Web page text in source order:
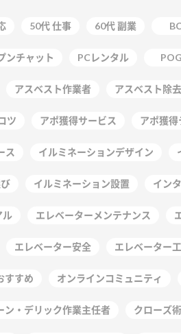
50代 仕事 60代 副業
ンチャット PCレンタル POG
アスベスト作業者 アスベスト除去
ツ アポ獲得サービス アポ獲得
ス イルミネーションデザイン
イルミネーション設置 イン
ル エレベーターメンテナンス
エレベーター安全 エレベーター
すすめ オンラインコミュニティ
ン・デリック作業主任者 クローズ術